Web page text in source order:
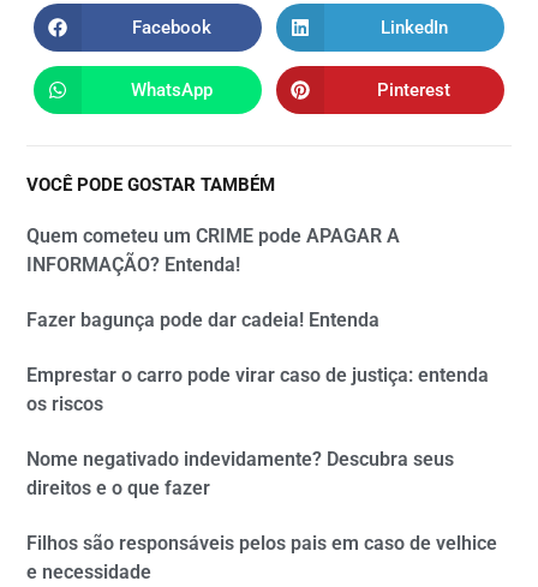
Facebook LinkedIn
WhatsApp Pinterest
VOCÊ PODE GOSTAR TAMBÉM
Quem cometeu um CRIME pode APAGAR A
INFORMAÇÃO? Entenda!
Fazer bagunça pode dar cadeia! Entenda
Emprestar o carro pode virar caso de justiça: entenda
os riscos
Nome negativado indevidamente? Descubra seus
direitos e o que fazer
Filhos são responsáveis pelos pais em caso de velhice
e necessidade